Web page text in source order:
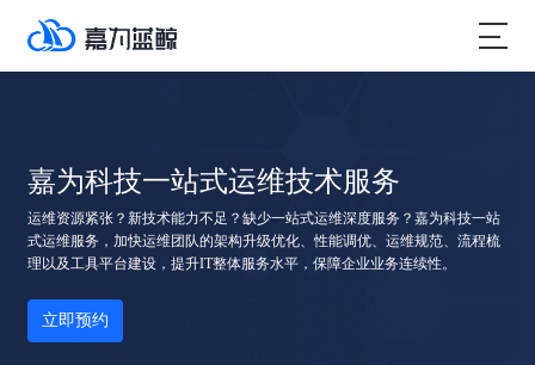
嘉为科技一站式运维技术服务
运维资源紧张？新技术能力不足？缺少一站式运维深度服务？嘉为科技一站
式运维服务，加快运维团队的架构升级优化、性能调优、运维规范、流程梳
理以及工具平台建设，提升IT整体服务水平，保障企业业务连续性。
立即预约